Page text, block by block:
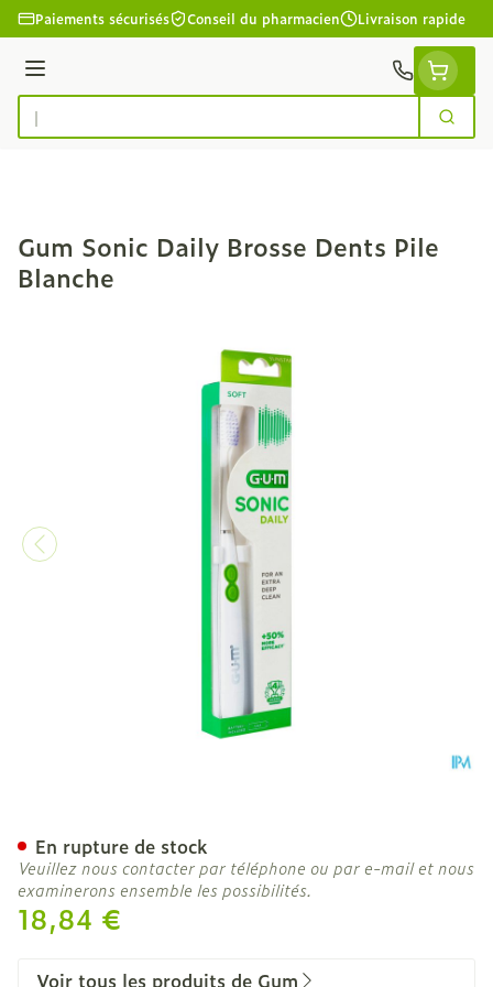
Aller au contenu
Paiements sécurisés Conseil du pharmacien Livraison rapide
Menu
Rechercher
Gum Sonic Daily Brosse Dents Pile
Blanche
18,84 €
En rupture de stock
Veuillez nous contacter par téléphone ou par e-mail et nous
examinerons ensemble les possibilités.
Voir tous les produits de Gum